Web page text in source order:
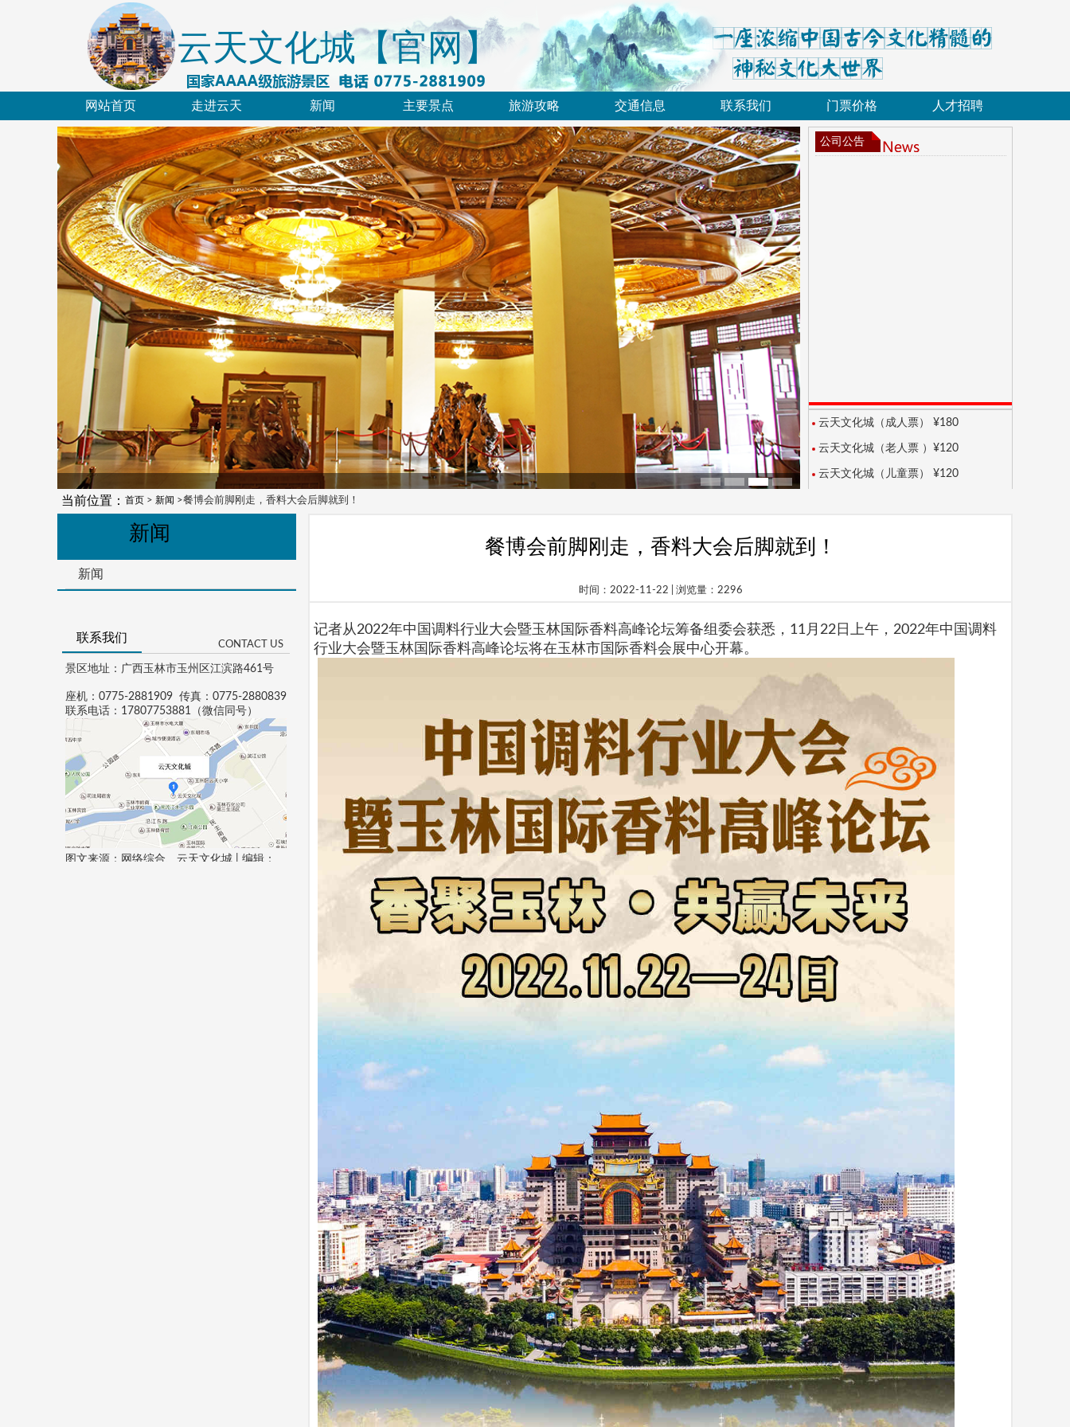
云天文化城【官网】
网站首页 走进云天 新闻 主要景点 旅游攻略 交通信息 联系我们 门票价格 人才招聘
公司公告
云天文化城（成人票） ¥180
云天文化城（老人票 ）¥120
云天文化城（儿童票） ¥120
当前位置： 首页 > 新闻 >餐博会前脚刚走，香料大会后脚就到！
新闻
新闻
联系我们
CONTACT US
景区地址：广西玉林市玉州区江滨路461号
座机：0775-2881909 传真：0775-2880839
联系电话：17807753881（微信同号）
图文来源：网络综合、云天文化城 | 编辑：
餐博会前脚刚走，香料大会后脚就到！
时间：2022-11-22 | 浏览量：2296
记者从2022年中国调料行业大会暨玉林国际香料高峰论坛筹备组委会获悉， 11月22日上午，2022年中国调料
行业大会暨玉林国际香料高峰论坛将在玉林市国际香料会展中心开幕。